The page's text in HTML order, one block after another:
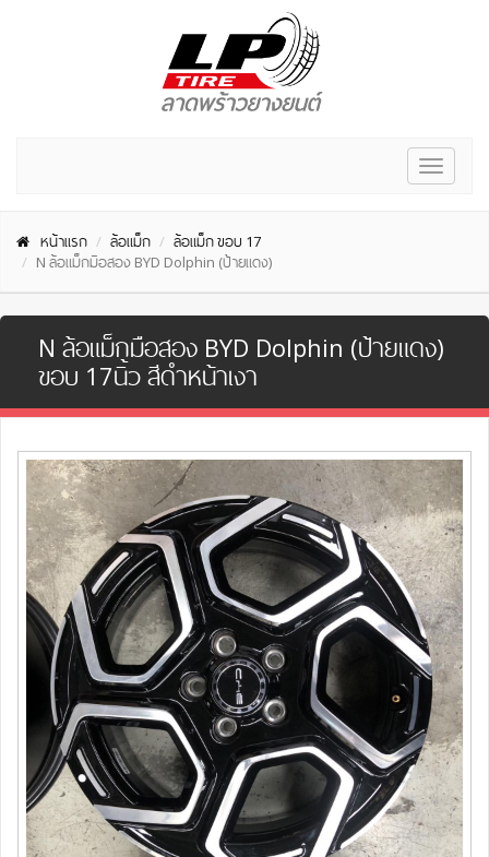
Toggle
หน้าแรก ล้อแม็ก
ล้อแม็ก ขอบ 17
N ล้อแม็กมือสอง BYD Dolphin (ป้ายแดง)
N ล้อแม็กมือสอง BYD Dolphin (ป้ายแดง)
ขอบ 17นิ้ว สีดำหน้าเงา